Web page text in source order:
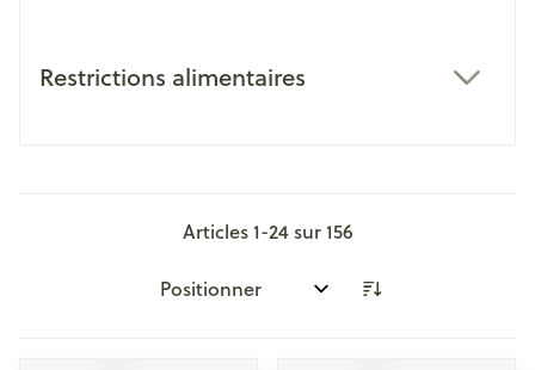
Restrictions alimentaires
Articles1-24sur156
Trier par: